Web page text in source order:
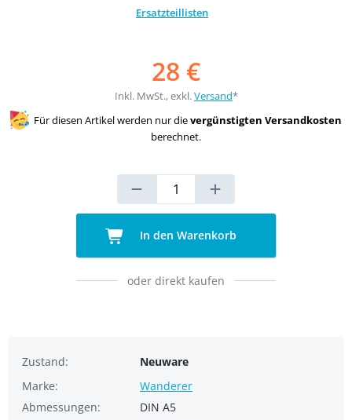
Ersatzteillisten
28 €
Inkl. MwSt., exkl.Versand*
Für diesen Artikel werden nur dievergünstigten Versandkosten
berechnet.
In den Warenkorb
oder direkt kaufen
Zustand:
Neuware
Marke:
Wanderer
Abmessungen:
DIN A5